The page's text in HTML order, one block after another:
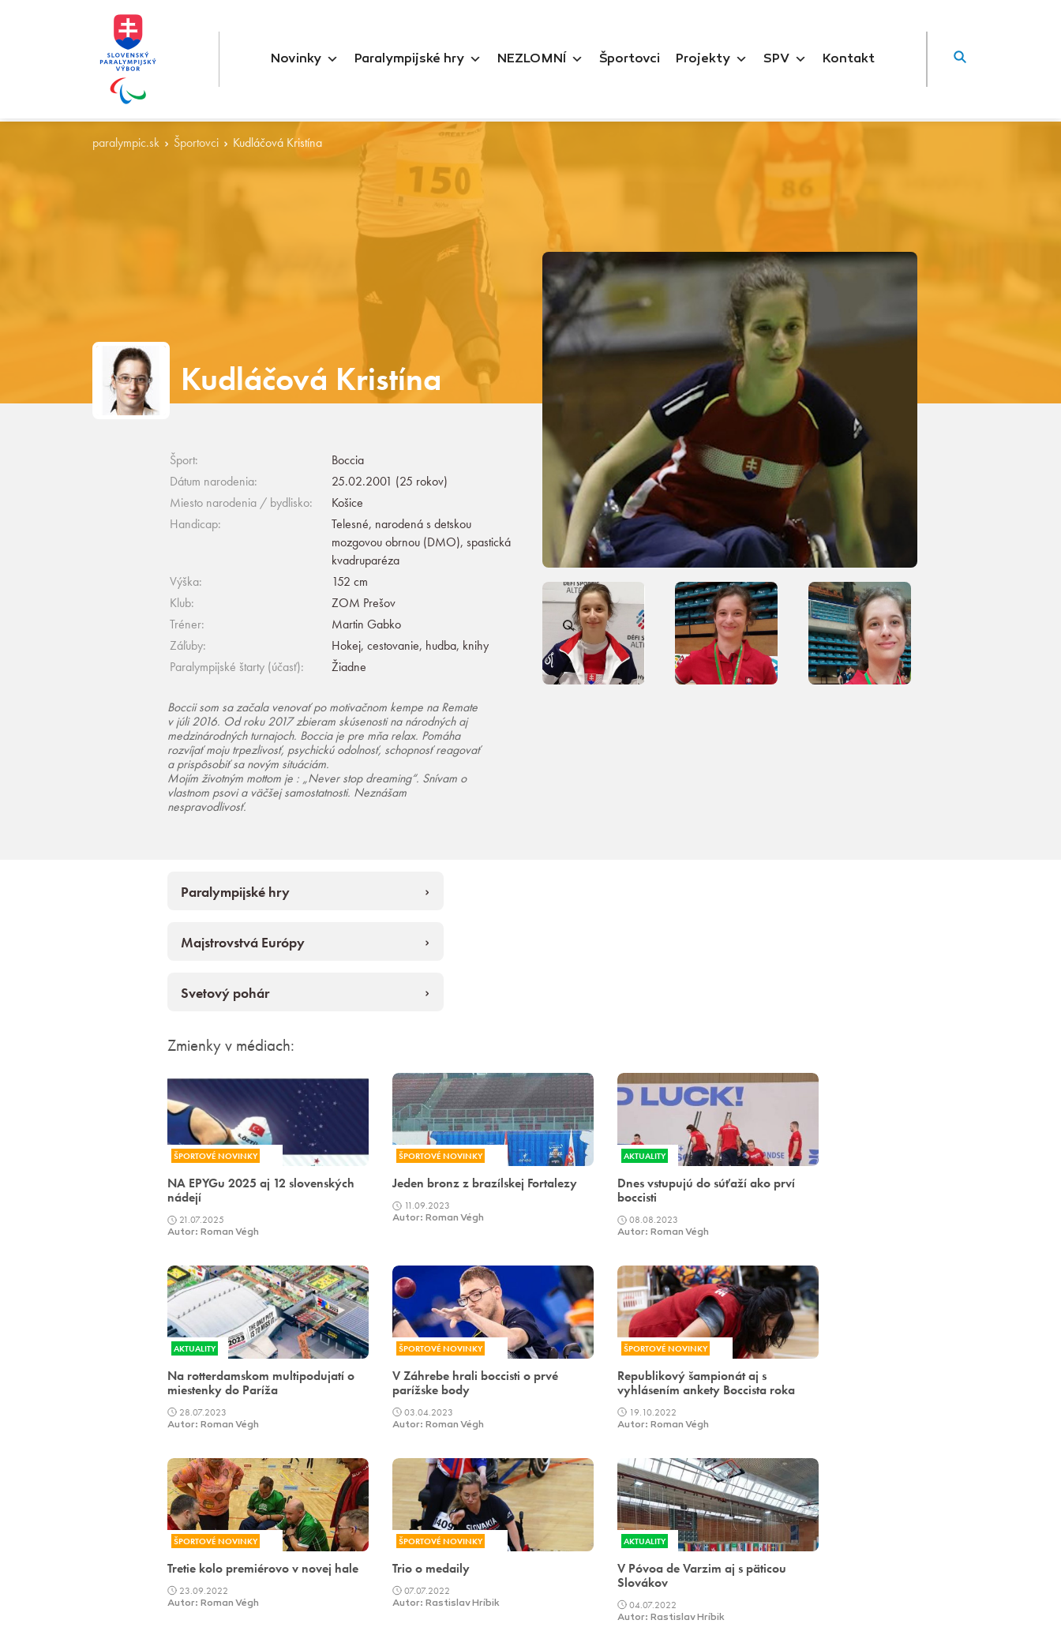
Novinky Paralympijské hry NEZLOMNÍ Športovci Projekty SPV Kontakt
paralympic.sk Športovci Kudláčová Kristína
Kudláčová Kristína
Šport:
Boccia
Dátum narodenia:
25.02.2001 (25 rokov)
Miesto narodenia / bydlisko:
Košice
Handicap:
Telesné, narodená s detskou
mozgovou obrnou (DMO), spastická
kvadruparéza
Výška:
152 cm
Klub:
ZOM Prešov
Tréner:
Martin Gabko
Záľuby:
Hokej, cestovanie, hudba, knihy
Paralympijské štarty (účasť):
Žiadne
Boccii som sa začala venovať po motivačnom kempe na Remate
v júli 2016. Od roku 2017 zbieram skúsenosti na národných aj
medzinárodných turnajoch. Boccia je pre mňa relax. Pomáha
rozvíjať moju trpezlivosť, psychickú odolnosť, schopnosť reagovať
a prispôsobiť sa novým situáciám.
Mojím životným mottom je : „Never stop dreaming“. Snívam o
vlastnom psovi a väčšej samostatnosti. Neznášam
nespravodlivosť.
Paralympijské hry
Majstrovstvá Európy
Svetový pohár
Zmienky v médiach:
ŠPORTOVÉ NOVINKY
NA EPYGu 2025 aj 12 slovenských
nádejí
21.07.2025
Autor: Roman Végh
ŠPORTOVÉ NOVINKY
Jeden bronz z brazílskej Fortalezy
11.09.2023
Autor: Roman Végh
AKTUALITY
Dnes vstupujú do súťaží ako prví
boccisti
08.08.2023
Autor: Roman Végh
AKTUALITY
Na rotterdamskom multipodujatí o
miestenky do Paríža
28.07.2023
Autor: Roman Végh
ŠPORTOVÉ NOVINKY
V Záhrebe hrali boccisti o prvé
parížske body
03.04.2023
Autor: Roman Végh
ŠPORTOVÉ NOVINKY
Republikový šampionát aj s
vyhlásením ankety Boccista roka
19.10.2022
Autor: Roman Végh
ŠPORTOVÉ NOVINKY
Tretie kolo premiérovo v novej hale
23.09.2022
Autor: Roman Végh
ŠPORTOVÉ NOVINKY
Trio o medaily
07.07.2022
Autor: Rastislav Hríbik
AKTUALITY
V Póvoa de Varzim aj s päticou
Slovákov
04.07.2022
Autor: Rastislav Hríbik